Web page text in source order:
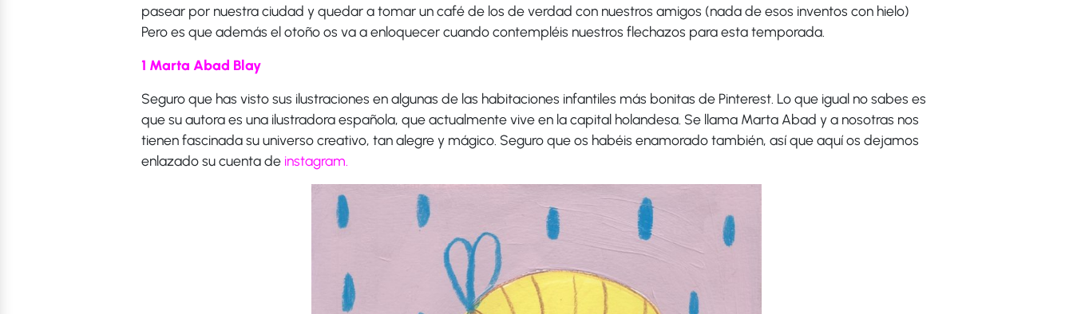
pasear por nuestra ciudad y quedar a tomar un café de los de verdad con nuestros amigos (nada de esos inventos con hielo)
Pero es que además el otoño os va a enloquecer cuando contempléis nuestros flechazos para esta temporada.
1 Marta Abad Blay
Seguro que has visto sus ilustraciones en algunas de las habitaciones infantiles más bonitas de Pinterest. Lo que igual no sabes es
que su autora es una ilustradora española, que actualmente vive en la capital holandesa. Se llama Marta Abad y a nosotras nos
tienen fascinada su universo creativo, tan alegre y mágico. Seguro que os habéis enamorado también, así que aquí os dejamos
enlazado su cuenta de instagram.